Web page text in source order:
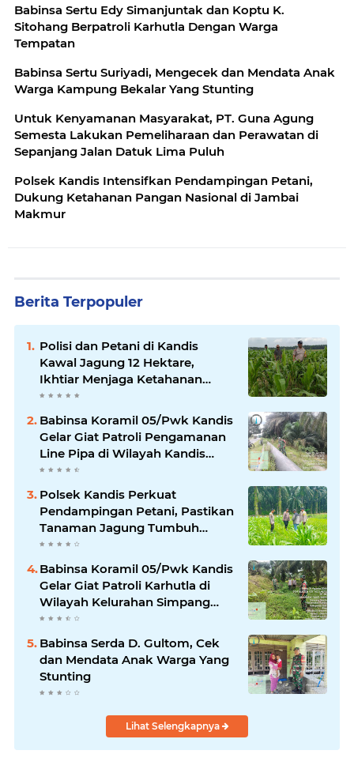
Babinsa Sertu Edy Simanjuntak dan Koptu K.
Sitohang Berpatroli Karhutla Dengan Warga
Tempatan
Babinsa Sertu Suriyadi, Mengecek dan Mendata Anak
Warga Kampung Bekalar Yang Stunting
Untuk Kenyamanan Masyarakat, PT. Guna Agung
Semesta Lakukan Pemeliharaan dan Perawatan di
Sepanjang Jalan Datuk Lima Puluh
Polsek Kandis Intensifkan Pendampingan Petani,
Dukung Ketahanan Pangan Nasional di Jambai
Makmur
Berita Terpopuler
Polisi dan Petani di Kandis
Kawal Jagung 12 Hektare,
Ikhtiar Menjaga Ketahanan
Pangan
Babinsa Koramil 05/Pwk Kandis
Gelar Giat Patroli Pengamanan
Line Pipa di Wilayah Kandis
Kandis
Polsek Kandis Perkuat
Pendampingan Petani, Pastikan
Tanaman Jagung Tumbuh
Optimal Dukung Swasembada
Pangan Nasional
Babinsa Koramil 05/Pwk Kandis
Gelar Giat Patroli Karhutla di
Wilayah Kelurahan Simpang
Belutu
Babinsa Serda D. Gultom, Cek
dan Mendata Anak Warga Yang
Stunting
Lihat Selengkapnya